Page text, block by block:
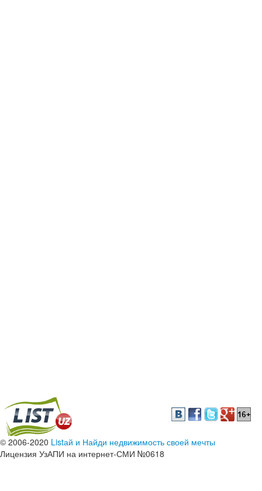
© 2006-2020 Listай и Найди недвижимость своей мечты
Лицензия УзАПИ на интернет-СМИ №0618